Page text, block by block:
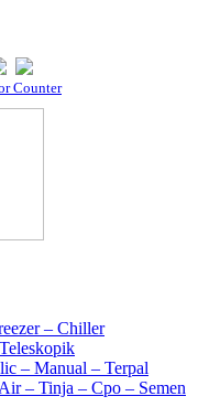
Counter
– Chiller
– Manual – Terpal
– Tinja – Cpo – Semen